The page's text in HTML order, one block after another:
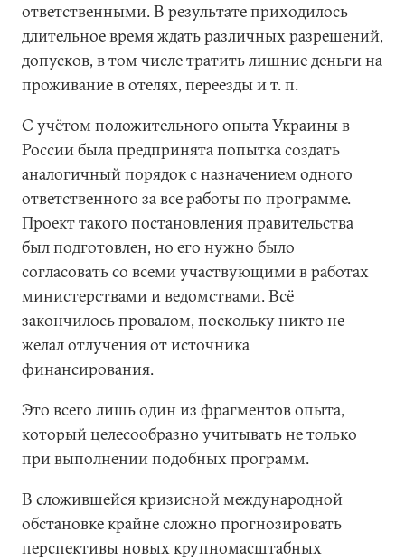
ответственными. В результате приходилось
длительное время ждать различных разрешений,
допусков, в том числе тратить лишние деньги на
проживание в отелях, переезды и т. п.
С учётом положительного опыта Украины в
России была предпринята попытка создать
аналогичный порядок с назначением одного
ответственного за все работы по программе.
Проект такого постановления правительства
был подготовлен, но его нужно было
согласовать со всеми участвующими в работах
министерствами и ведомствами. Всё
закончилось провалом, поскольку никто не
желал отлучения от источника
финансирования.
Это всего лишь один из фрагментов опыта,
который целесообразно учитывать не только
при выполнении подобных программ.
В сложившейся кризисной международной
обстановке крайне сложно прогнозировать
перспективы новых крупномасштабных